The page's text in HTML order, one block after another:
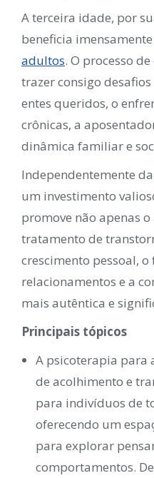
A terceira idade, por
beneficia
adultos. O processo
trazer consigo
entes queridos, o
crônicas, a
dinâmica familiar e
Independentemente
um investimento
promove não apenas
tratamento de
crescimento pessoal,
relacionamentos e a
mais autêntica e
Principais tópicos
A psicoterapia para
de acolhimento e
para indivíduos de
oferecendo um
para explorar
comportamentos.